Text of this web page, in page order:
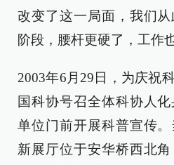
改变了这一局面，我们
阶段，腰杆更硬了，工作
2003年6月29日，为庆祝
国科协号召全体科协人
单位门前开展科普宣传
新展厅位于安华桥西北